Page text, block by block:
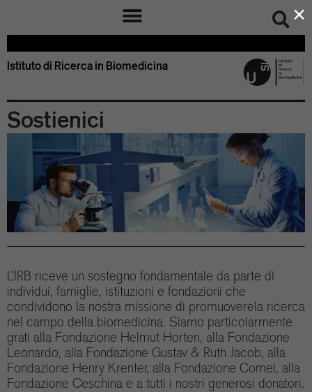
Istituto di Ricerca in Biomedicina
Sostienici
L’IRB riceve un sostegno fondamentale da parte di
individui, famiglie, istituzioni e fondazioni che
condividono la nostra missione di promuoverela ricerca
nel campo della biomedicina. Siamo particolarmente
grati alla Fondazione Helmut Horten, alla Fondazione
Leonardo, alla Fondazione Gustav & Ruth Jacob, alla
Fondazione Henry Krenter, alla Fondazione Comel, alla
Fondazione Ceschina e a tutti i nostri generosi donatori.
×